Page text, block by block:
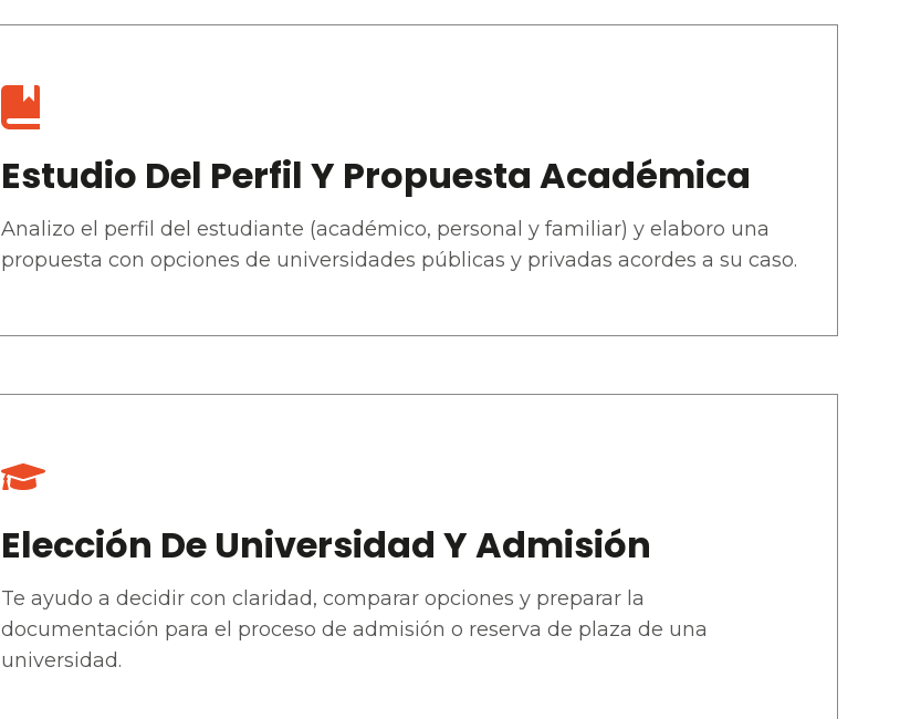
Estudio Del Perfil Y Propuesta Académica
Analizo el perfil del estudiante (académico, personal y familiar) y elaboro una
propuesta con opciones de universidades públicas y privadas acordes a su caso.
Elección De Universidad Y Admisión
Te ayudo a decidir con claridad, comparar opciones y preparar la
documentación para el proceso de admisión o reserva de plaza de una
universidad.